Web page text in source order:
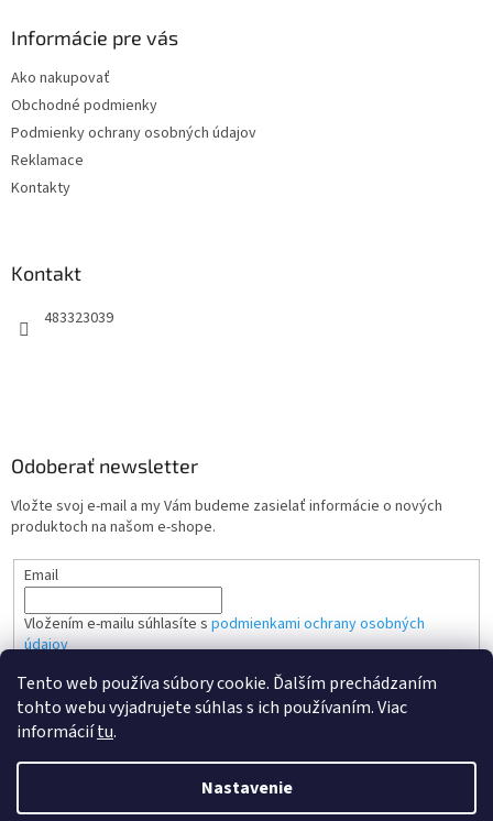
Tento web používa súbory cookie. Ďalším prechádzaním
tohto webu vyjadrujete súhlas s ich používaním. Viac
informáciítu.
Nastavenie
Informácie pre vás
Ako nakupovať
Obchodné podmienky
Podmienky ochrany osobných údajov
Reklamace
Kontakty
Kontakt
483323039
Odoberať newsletter
Vložte svoj e-mail a my Vám budeme zasielať informácie o nových
produktoch na našom e-shope.
Email
Vložením e-mailu súhlasíte s podmienkami ochrany osobných
údajov
PRIHLÁSIŤ SA
Vytvoril Shoptet